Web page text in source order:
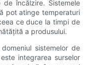
încălzire. Sistemele
pot atinge temperaturi
ce duce la timpi de
a produsului.
sistemelor de
integrarea surselor